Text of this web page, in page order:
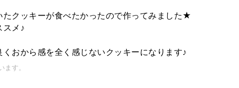
クッキーが食べたかったので作ってみました★
スメ♪
おから感を全く感じないクッキーになります♪
す。